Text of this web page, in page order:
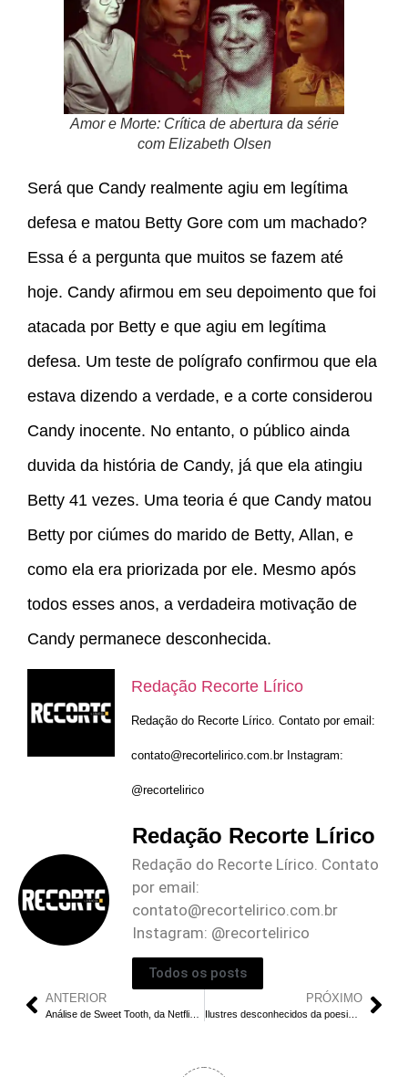
Amor e Morte: Crítica de abertura da série
com Elizabeth Olsen
Será que Candy realmente agiu em legítima
defesa e matou Betty Gore com um machado?
Essa é a pergunta que muitos se fazem até
hoje. Candy afirmou em seu depoimento que foi
atacada por Betty e que agiu em legítima
defesa. Um teste de polígrafo confirmou que ela
estava dizendo a verdade, e a corte considerou
Candy inocente. No entanto, o público ainda
duvida da história de Candy, já que ela atingiu
Betty 41 vezes. Uma teoria é que Candy matou
Betty por ciúmes do marido de Betty, Allan, e
como ela era priorizada por ele. Mesmo após
todos esses anos, a verdadeira motivação de
Candy permanece desconhecida.
Redação Recorte Lírico
Redação do Recorte Lírico. Contato por email:
contato@recortelirico.com.brInstagram:
@recortelirico
Redação Recorte Lírico
Redação do Recorte Lírico. Contato
por email:
contato@recortelirico.com.br
Instagram: @recortelirico
Todos os posts
ANTERIOR PRÓXIMO
Ilustres desconhecidos da poesia: Alejandra Pizarnik